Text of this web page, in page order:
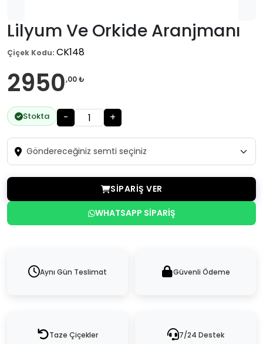
Lilyum Ve Orkide Aranjmanı
Çiçek Kodu: CK148
2950,00 ₺
Stokta - +
SIPARIŞ VER
WHATSAPP SIPARIŞ
Aynı Gün Teslimat Güvenli Ödeme
Taze Çiçekler 7/24 Destek